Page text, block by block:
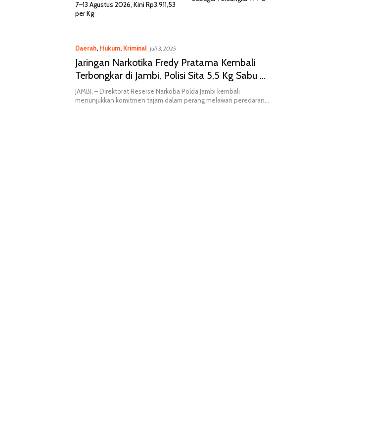
7–13 Agustus 2026, Kini Rp3.911,53
per Kg
Daerah, Hukum, Kriminal Juli 3, 2025
Jaringan Narkotika Fredy Pratama Kembali
Terbongkar di Jambi, Polisi Sita 5,5 Kg Sabu &
2.186 Ekstasi
JAMBI, – Direktorat Reserse Narkoba Polda Jambi kembali
menunjukkan komitmen tajam dalam perang melawan peredaran…